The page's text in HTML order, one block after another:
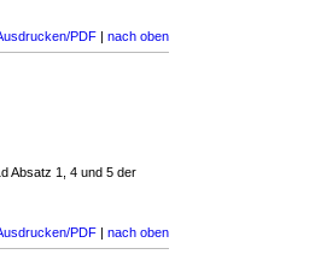
PDF | nach oben
Absatz 1, 4 und 5 der
PDF | nach oben